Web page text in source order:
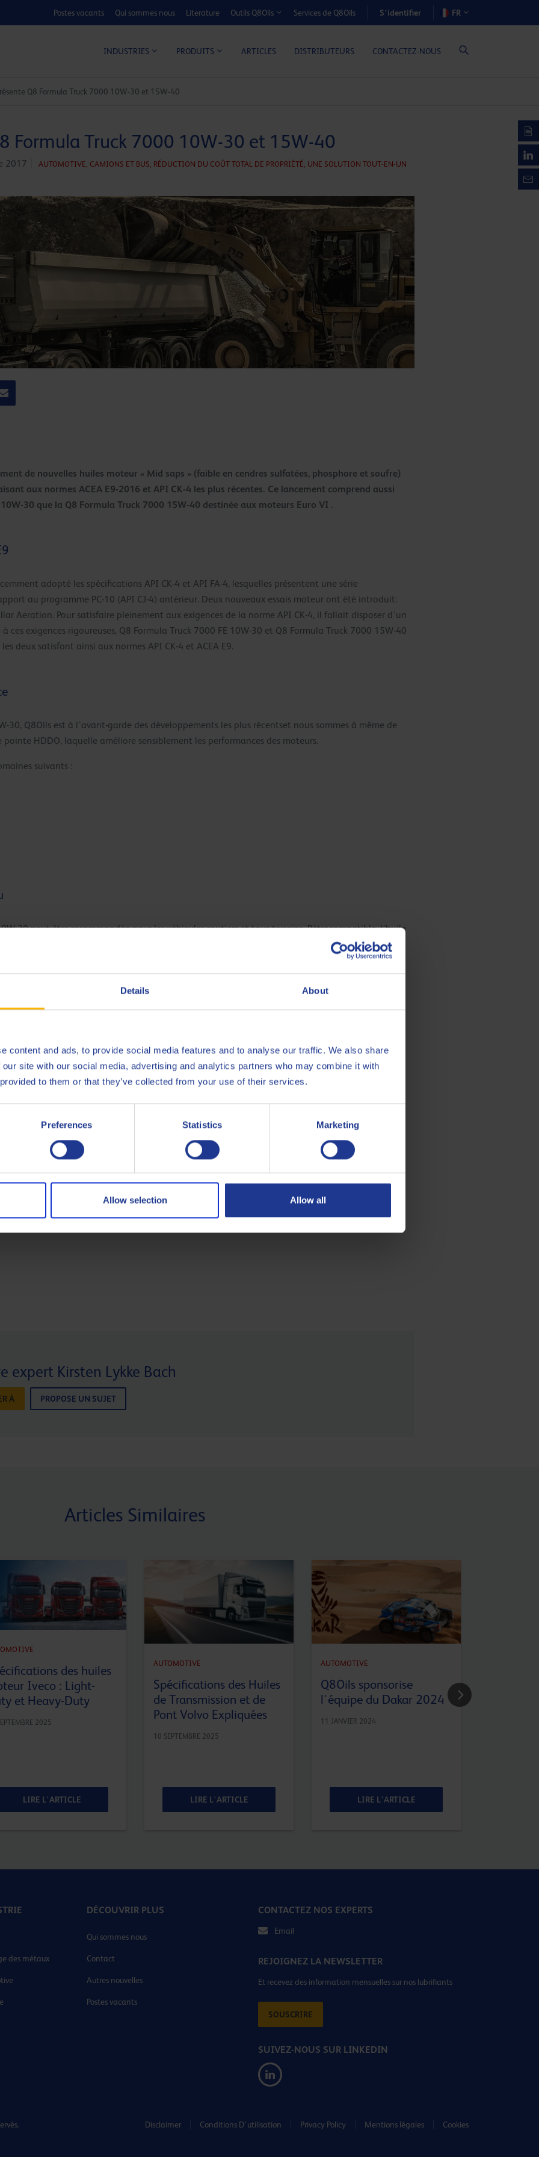
Details About
content and ads, to provide social media features and to analyse our traffic. We also share
site with our social media, advertising and analytics partners who may combine it with
to them or that they’ve collected from your use of their services.
Preferences Statistics Marketing
Allow selection Allow all
Postes vacants Qui sommes nous Literature Outils Q8Oils Services de Q8Oils S’identifier FR
INDUSTRIES PRODUITS ARTICLES DISTRIBUTEURS CONTACTEZ-NOUS
Q8 Formula Truck 7000 10W-30 et 15W-40
Formula Truck 7000 10W-30 et 15W-40
2017 AUTOMOTIVE, CAMIONS ET BUS, RÉDUCTION DU COÛT TOTAL DE PROPRIÉTÉ, UNE SOLUTION TOUT-EN-UN
de nouvelles huiles moteur « Mid saps » (faible en cendres sulfatées, phosphore et soufre)
aux normes ACEA E9-2016 et API CK-4 les plus récentes. Ce lancement comprend aussi
30 que la Q8 Formula Truck 7000 15W-40 destinée aux moteurs Euro VI .
adopté les spécifications API CK-4 et API FA-4, lesquelles présentent une série
au programme PC-10 (API CJ-4) antérieur. Deux nouveaux essais moteur ont été introduit:
Aeration. Pour satisfaire pleinement aux exigences de la norme API CK-4, il fallait disposer d’un
ces exigences rigoureuses, Q8 Formula Truck 7000 FE 10W-30 et Q8 Formula Truck 7000 15W-40
deux satisfont ainsi aux normes API CK-4 et ACEA E9.
30, Q8Oils est à l’avant-garde des développements les plus récentset nous sommes à même de
HDDO, laquelle améliore sensiblement les performances des moteurs.
suivants :
30 peut être recommandée pour les véhicules routiers et tous terrains. Rétrocompatible, l’huile
d’atteindre un niveau de performances très élevé sur les spécifications Volvo VDS 4.5 et
vont recommander les huiles conformes à la norme API CK-4.
30 satisfait, et même surpasse, les spécifications suivantes :
expert Kirsten Lykke Bach
À PROPOSE UN SUJET
Articles Similaires
des huiles
Iveco : Light-
et Heavy-Duty
2025
LIRE L'ARTICLE
AUTOMOTIVE
Spécifications des Huiles
de Transmission et de
Pont Volvo Expliquées
10 SEPTEMBRE 2025
LIRE L'ARTICLE
AUTOMOTIVE
Q8Oils sponsorise
l'équipe du Dakar 2024
11 JANVIER 2024
LIRE L'ARTICLE
des métaux
DÉCOUVRIR PLUS
Qui sommes nous
Contact
Autres nouvelles
Postes vacants
CONTACTEZ NOS EXPERTS
Email
REJOIGNEZ LA NEWSLETTER
Et recevez des information mensuelles sur nos lubrifiants
SOUSCRIRE
SUIVEZ-NOUS SUR LINKEDIN
Disclaimer Conditions D’utilisation Privacy Policy Mentions légales Cookies